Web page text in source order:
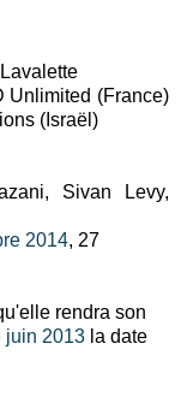
Unlimited (France)
(Israël)
Sivan Levy,
2014, 27
rendra son
juin 2013 la date